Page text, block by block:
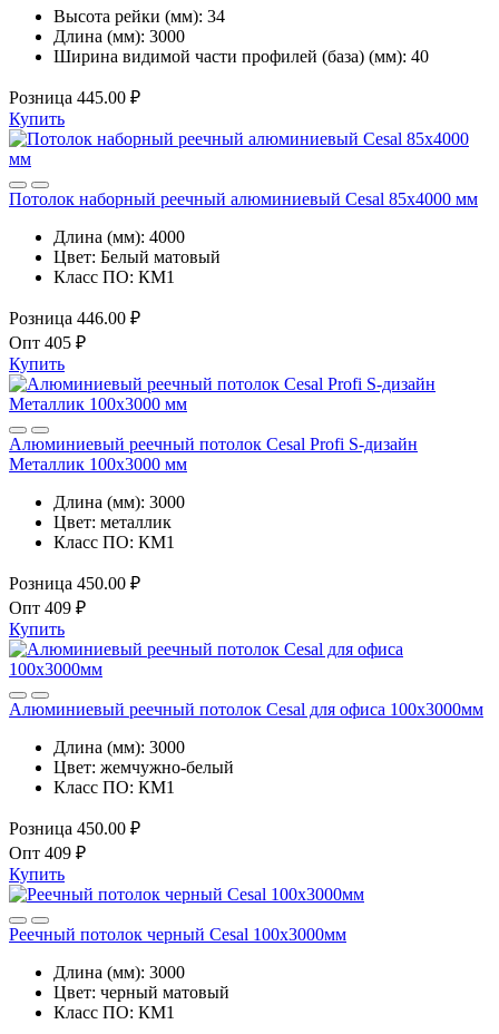
Высота рейки (мм): 34
Длина (мм): 3000
Ширина видимой части профилей (база) (мм): 40
Розница 445.00 ₽
Купить
Потолок наборный реечный алюминиевый Cesal 85х4000 мм
Длина (мм): 4000
Цвет: Белый матовый
Класс ПО: КМ1
Розница 446.00 ₽
Опт 405 ₽
Купить
Алюминиевый реечный потолок Cesal Profi S-дизайн
Металлик 100x3000 мм
Длина (мм): 3000
Цвет: металлик
Класс ПО: КМ1
Розница 450.00 ₽
Опт 409 ₽
Купить
Алюминиевый реечный потолок Cesal для офиса 100x3000мм
Длина (мм): 3000
Цвет: жемчужно-белый
Класс ПО: КМ1
Розница 450.00 ₽
Опт 409 ₽
Купить
Реечный потолок черный Cesal 100x3000мм
Длина (мм): 3000
Цвет: черный матовый
Класс ПО: КМ1